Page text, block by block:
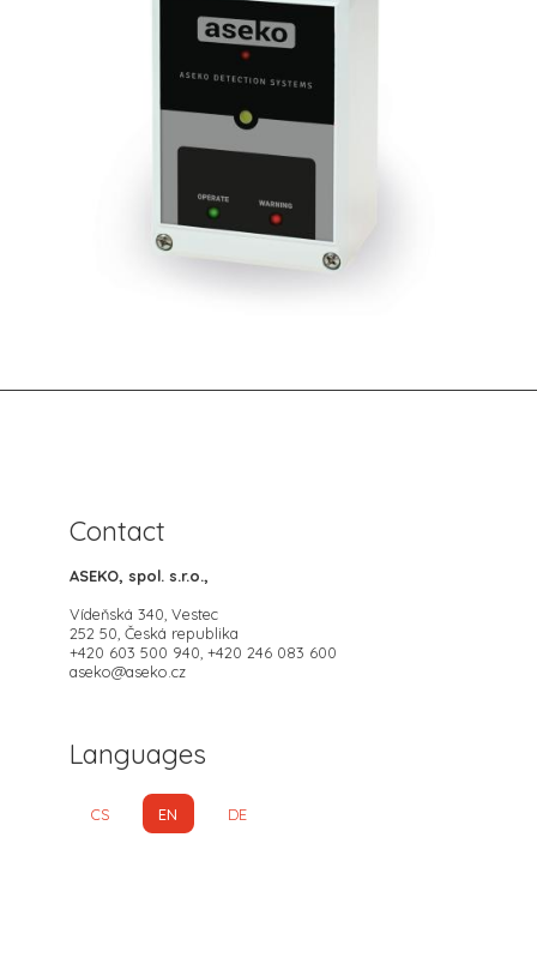
Contact
ASEKO, spol. s.r.o.,
Vídeňská 340, Vestec
252 50, Česká republika
+420 603 500 940, +420 246 083 600
aseko@aseko.cz
Languages
CS EN DE